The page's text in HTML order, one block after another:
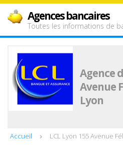
Agences bancaires
Toutes les informations de
Agence
Avenue
Lyon
Accueil LCL Lyon 155 Avenue